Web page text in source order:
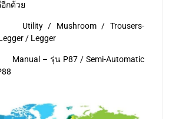
กด้วย
Utility / Mushroom / Trousers-
/ Legger
Manual – รุ่น P87 / Semi-Automatic